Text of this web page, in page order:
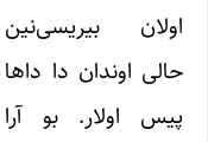
اولان بیریسی‌نین
حالی اوندان دا داها
پیس اولار. بو آرا